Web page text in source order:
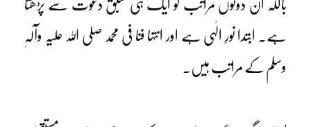
باللہ ان دونوں مراتب کو ایک ہی سبق دعوت سے پڑھتا
ہے۔ ابتدا نورِ الٰہی ہے اور انتہا فنا فی محمد صلی اللہ علیہ وآلہٖ
وسلم کے مراتب ہیں۔